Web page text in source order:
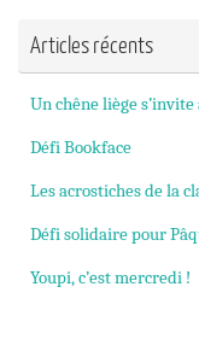
Articles récents
Un chêne liège s’invite
Défi Bookface
Les acrostiches de la
Défi solidaire pour
Youpi, c’est mercredi !